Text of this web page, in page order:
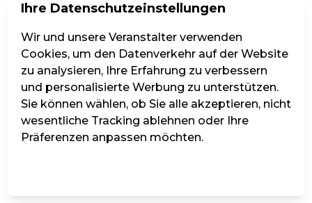
Ihre Datenschutzeinstellungen
Wir und unsere Veranstalter verwenden
Cookies, um den Datenverkehr auf der Website
zu analysieren, Ihre Erfahrung zu verbessern
und personalisierte Werbung zu unterstützen.
Sie können wählen, ob Sie alle akzeptieren, nicht
wesentliche Tracking ablehnen oder Ihre
Präferenzen anpassen möchten.